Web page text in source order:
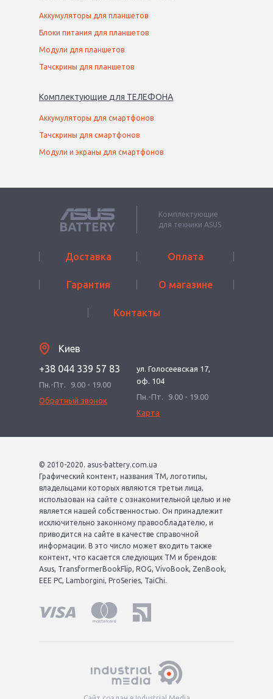
Аккумуляторы для планшетов
Блоки питания для планшетов
Модули для планшетов
Тачскрины для планшетов
Комплектующие для ТЕЛЕФОНА
Аккумуляторы для смартфонов
Тачскрины для смартфонов
Модули и экраны для смартфонов
Комплектующие
для техники ASUS
Доставка Оплата
Гарантия О магазине
Контакты
Киев
+38 044 339 57 83
Пн.-Пт.
9.00 - 19.00
Обратный звонок
ул. Голосеевская 17,
оф. 104
Пн.-Пт.
9.00 - 19.00
Карта
© 2010-2020. asus-battery.com.ua
Графический контент, названия ТМ, логотипы,
владельцами которых являются третьи лица,
использован на сайте с ознакомительной целью и не
является нашей собственностью. Он принадлежит
исключительно законному правообладателю, и
приводится на сайте в качестве справочной
информации. В это число может входить также
контент, что касается следующих ТМ и брендов:
Asus, TransformerBookFlip, ROG, VivoBook, ZenBook,
EEE PC, Lamborgini, ProSeries, TaiChi.